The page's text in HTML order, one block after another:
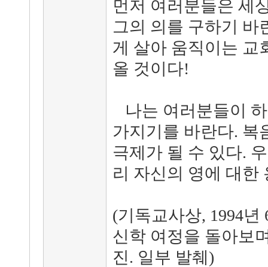
먼저 여러분들은 세
그의 의를 구하기 바
게 살아 움직이는 교
올 것이다!
나는 여러분들이
가지기를 바란다. 복
극제가 될 수 있다.
리 자신의 영에 대한
(기독교사상, 1994
신학 여정을 돌아보
진. 일부 발췌)